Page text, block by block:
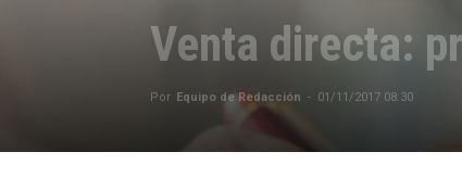
Venta directa:
Por Equipo de Redacción - 01/11/2017 08:30